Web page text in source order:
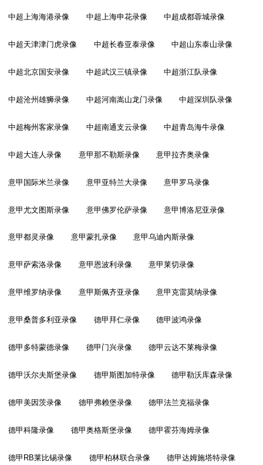
中超上海海港录像 中超上海申花录像 中超成都蓉城录像
中超天津津门虎录像 中超长春亚泰录像 中超山东泰山录像
中超北京国安录像 中超武汉三镇录像 中超浙江队录像
中超沧州雄狮录像 中超河南嵩山龙门录像 中超深圳队录像
中超梅州客家录像 中超南通支云录像 中超青岛海牛录像
中超大连人录像 意甲那不勒斯录像 意甲拉齐奥录像
意甲国际米兰录像 意甲亚特兰大录像 意甲罗马录像
意甲尤文图斯录像 意甲佛罗伦萨录像 意甲博洛尼亚录像
意甲都灵录像 意甲蒙扎录像 意甲乌迪内斯录像
意甲萨索洛录像 意甲恩波利录像 意甲莱切录像
意甲维罗纳录像 意甲斯佩齐亚录像 意甲克雷莫纳录像
意甲桑普多利亚录像 德甲拜仁录像 德甲波鸿录像
德甲多特蒙德录像 德甲门兴录像 德甲云达不莱梅录像
德甲沃尔夫斯堡录像 德甲斯图加特录像 德甲勒沃库森录像
德甲美因茨录像 德甲弗赖堡录像 德甲法兰克福录像
德甲科隆录像 德甲奥格斯堡录像 德甲霍芬海姆录像
德甲RB莱比锡录像 德甲柏林联合录像 德甲达姆施塔特录像